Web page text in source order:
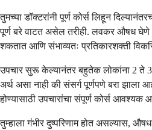
तुमच्या डॉक्टरांनी पूर्ण कोर्स लिहून
पूर्ण बरे वाटत असेल तरीही. लवकर औषध घेणे
शकतात आणि संभाव्यतः प्रतिकारशक्ती
उपचार सुरू केल्यानंतर बहुतेक लोकांना 2 ते 3
अर्थ असा नाही की संसर्ग पूर्णपणे बरा झाला
होण्यासाठी उपचारांचा संपूर्ण कोर्स आवश्यक
तुम्हाला गंभीर दुष्परिणाम होत असल्यास, औषध